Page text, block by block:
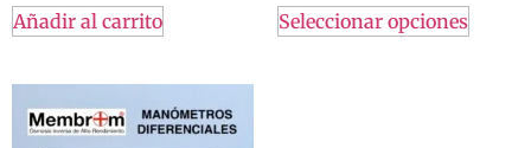
Añadir al carrito Seleccionar opciones